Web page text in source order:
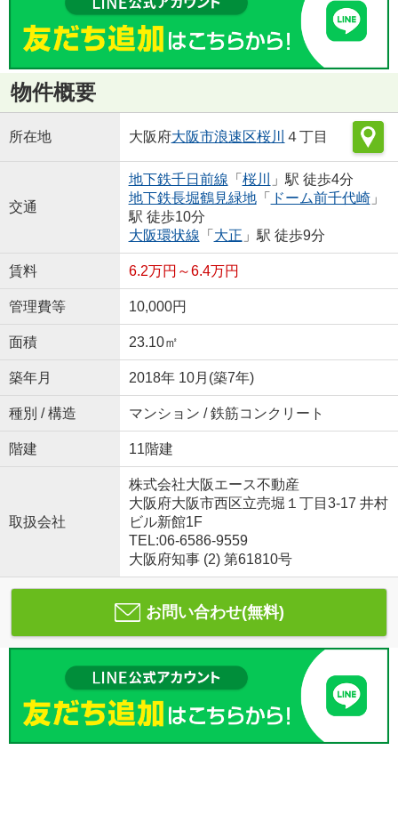
物件概要
所在地 大阪府大阪市浪速区桜川 ４丁目
交通
地下鉄千日前線 「 桜川
」駅 徒歩4分
地下鉄長堀鶴見緑地「 ドーム前千代崎」
駅 徒歩10分
大阪環状線 「 大正 」駅 徒歩9分
賃料 6.2万円～6.4万円
管理費等 10,000円
面積 23.10㎡
築年月 2018年 10月(築7年)
種別 / 構造 マンション / 鉄筋コンクリート
階建 11階建
取扱会社
株式会社大阪エース不動産
大阪府大阪市西区立売堀１丁目3-17 井村
ビル新館1F
TEL:06-6586-9559
大阪府知事 (2) 第61810号
お問い合わせ(無料)